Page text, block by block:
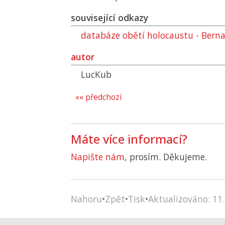
související odkazy
databáze obětí holocaustu -
autor
LucKub
«« předchozí
Máte více informací?
Napište nám, prosím. Děkujeme.
Nahoru•Zpět•Tisk•Aktualizováno: